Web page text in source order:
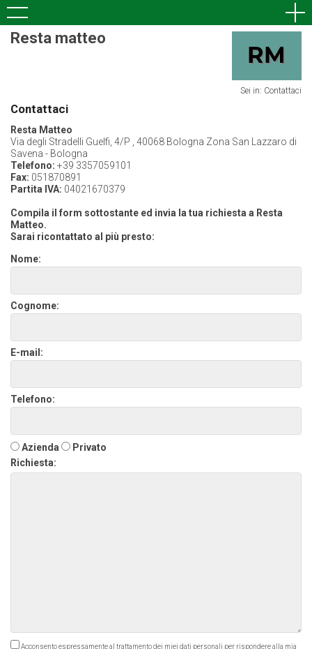
Resta matteo
Sei in: Contattaci
Contattaci
Resta Matteo
Via degli Stradelli Guelfi, 4/P , 40068 Bologna Zona San Lazzaro di
Savena - Bologna
Telefono: +39 3357059101
Fax: 051870891
Partita IVA: 04021670379
Compila il form sottostante ed invia la tua richiesta a Resta
Matteo.
Sarai ricontattato al più presto:
Nome:
Cognome:
E-mail:
Telefono:
Azienda
Privato
Richiesta:
Acconsento espressamente al trattamento dei miei dati personali per rispondere alla mia